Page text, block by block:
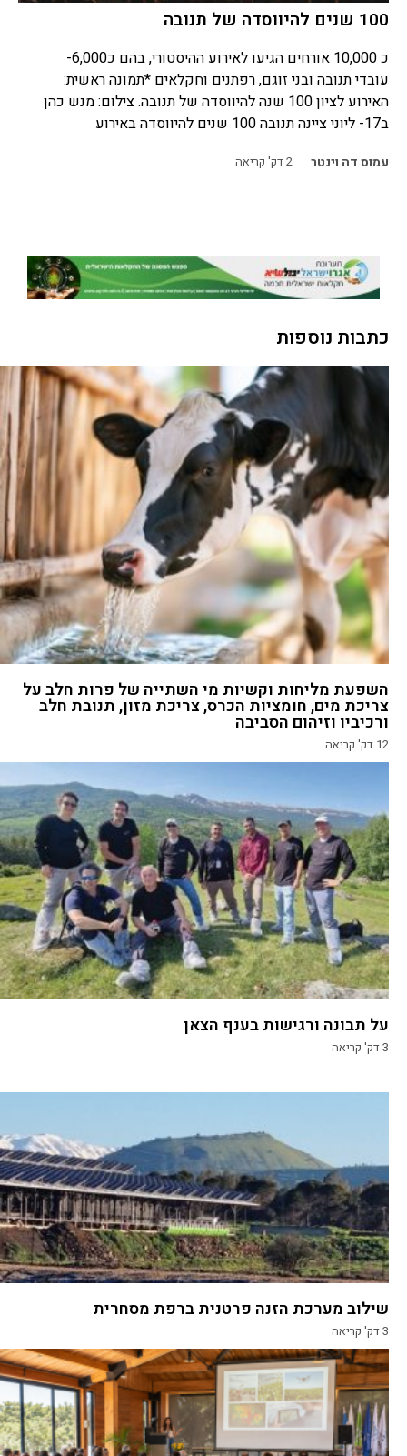
100 שנים להיווסדה של תנובה
כ 10,000 אורחים הגיעו לאירוע ההיסטורי, בהם כ6,000-
עובדי תנובה ובני זוגם, רפתנים וחקלאים *תמונה ראשית:
האירוע לציון 100 שנה להיווסדה של תנובה. צילום: מנש כהן
ב17- ליוני ציינה תנובה 100 שנים להיווסדה באירוע
עמוס דה וינטר 2דק' קריאה
כתבות נוספות
השפעת מליחות וקשיות מי השתייה של פרות חלב על
צריכת מים, חומציות הכרס, צריכת מזון, תנובת חלב
ורכיביו וזיהום הסביבה
12 דק' קריאה
על תבונה ורגישות בענף הצאן
3דק' קריאה
שילוב מערכת הזנה פרטנית ברפת מסחרית
3דק' קריאה